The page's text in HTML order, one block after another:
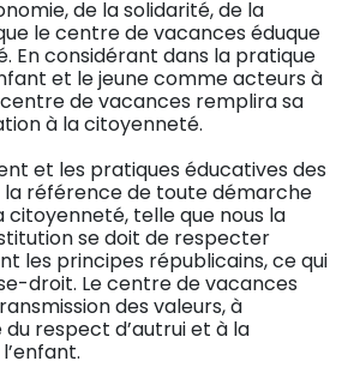
de la solidarité, de la
le centre de vacances éduque
En considérant dans la pratique
et le jeune comme acteurs à
de vacances remplira sa
à la citoyenneté.
et les pratiques éducatives des
référence de toute démarche
citoyenneté, telle que nous la
se doit de respecter
les principes républicains, ce qui
droit. Le centre de vacances
des valeurs, à
du respect d’autrui et à la